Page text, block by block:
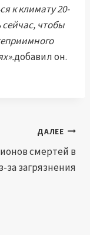
к климату 20-
чтобы
добавил он.
ДАЛЕЕ
смертей в
за загрязнения